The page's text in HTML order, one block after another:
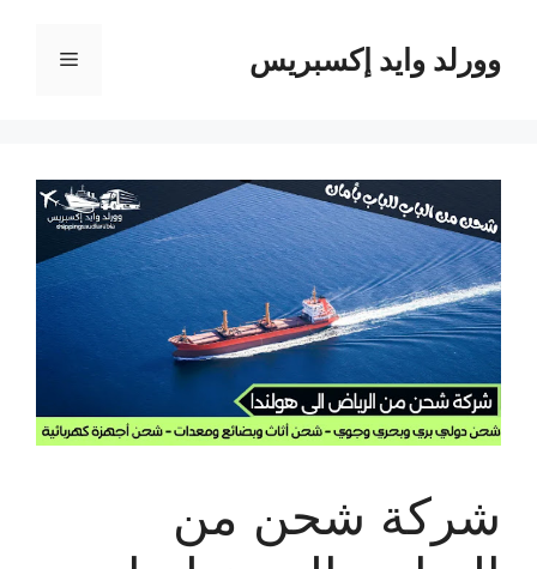
المحتوىوورلد وايد إكسبريس القائمة
شركة شحن من